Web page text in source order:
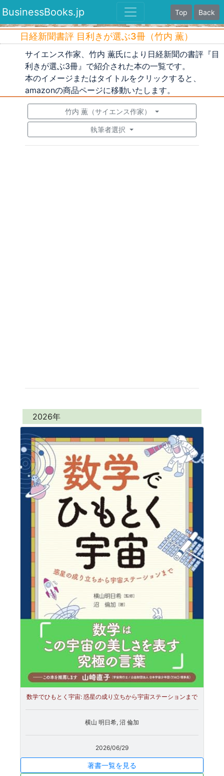
BusinessBooks.jp Top Back
日経新聞書評 目利きが選ぶ3冊（竹内 薫）
サイエンス作家、竹内 薫氏により日経新聞の書評『目
利きが選ぶ3冊』で紹介された本の一覧です。
本のイメージまたはタイトルをクリックすると、
amazonの商品ページに移動いたします。
竹内 薫（サイエンス作家）
執筆者選択
2026年
数学でひもとく宇宙: 惑星の成り立ちから宇宙ステーションまで
横山 明日希, 沼 倫加
2026/06/29
著書一覧を見る